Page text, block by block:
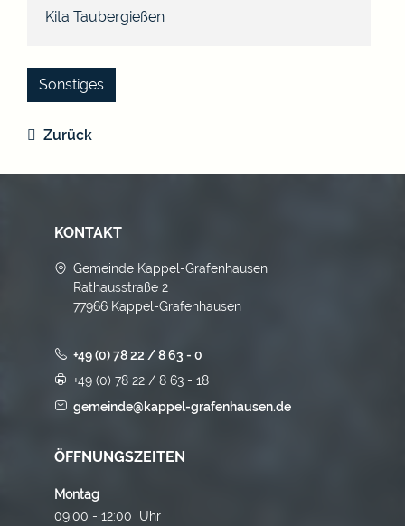
Kita Taubergießen
Sonstiges
Zurück
KONTAKT
Gemeinde Kappel-Grafenhausen
Rathausstraße 2
77966 Kappel-Grafenhausen
+49 (0) 78 22 / 8 63 - 0
+49 (0) 78 22 / 8 63 - 18
gemeinde@kappel-grafenhausen.de
ÖFFNUNGSZEITEN
Montag
09:00 - 12:00 Uhr